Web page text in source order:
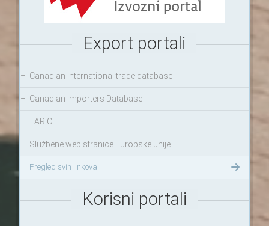
Export portali
– Canadian International trade database
– Canadian Importers Database
– TARIC
– Službene web stranice Europske unije
Pregled svih linkova
Korisni portali